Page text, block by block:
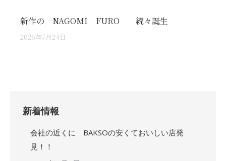
新作の NAGOMI FURO 続々誕生
2026年7月24日
新着情報
会社の近くに BAKSOの安くておいしい店発
見！！